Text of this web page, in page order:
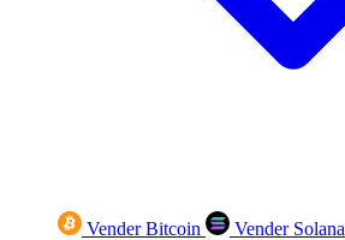
Vender Bitcoin Vender Solana